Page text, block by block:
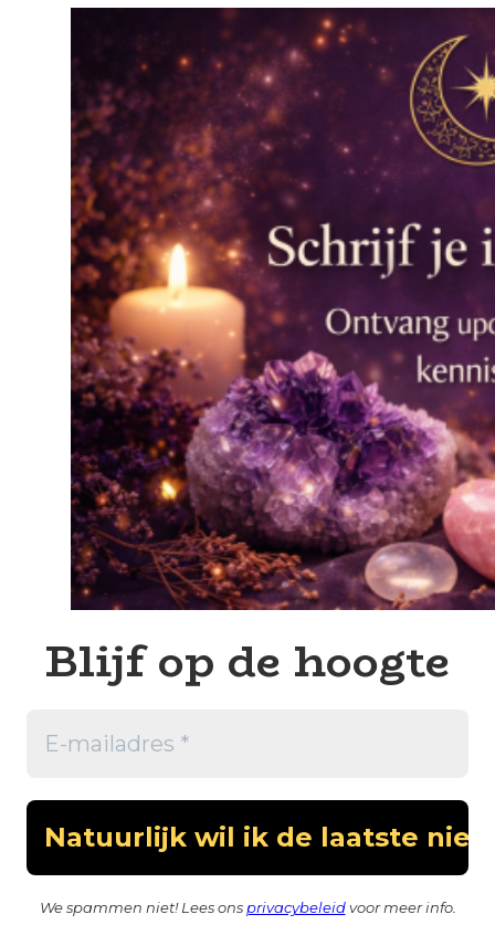
Blijf op de hoogte
We spammen niet! Lees ons privacybeleidvoor meer info.